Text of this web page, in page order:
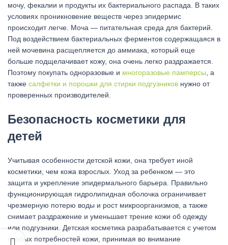
мочу, фекалии и продукты их бактериального распада. В таких
условиях проникновение веществ через эпидермис
происходит легче. Моча — питательная среда для бактерий.
Под воздействием бактериальных ферментов содержащаяся в
ней мочевина расщепляется до аммиака, который еще
больше подщелачивает кожу, она очень легко раздражается.
Поэтому покупать одноразовые и многоразовые памперсы , а
также салфетки и порошки для стирки подгузников нужно от
проверенных производителей.
Безопасность косметики для
детей
Учитывая особенности детской кожи, она требует иной
косметики, чем кожа взрослых. Уход за ребенком — это
защита и укрепление эпидермального барьера. Правильно
функционирующая гидролипидная оболочка ограничивает
чрезмерную потерю воды и рост микроорганизмов, а также
снимает раздражение и уменьшает трение кожи об одежду
или подгузники. Детская косметика разрабатывается с учетом
особых потребностей кожи, принимая во внимание